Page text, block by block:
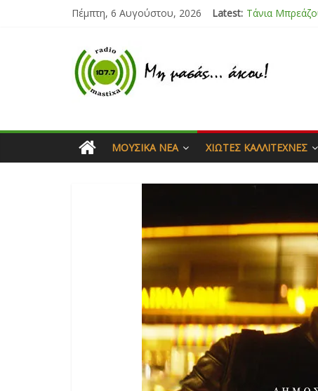
Πέμπτη, 6 Αυγούστου, 2026 Latest: Bliss
Τάνια Μπρεάζου
ΜΟΥΣΙΚΆ ΝΈΑ ΧΙΏΤΕΣ ΚΑΛΛΙΤΈΧΝΕΣ